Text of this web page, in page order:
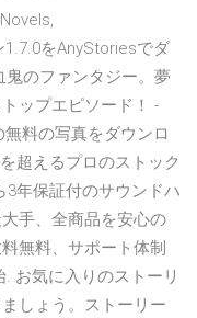
をAnyStoriesでダ
のファンタジー。夢
ップエピソード！ -
料の写真をダウンロ
超えるプロのストック
3年保証付のサウンドハ
手、全商品を安心の
無料、サポート体制
お気に入りのストーリ
しょう。ストーリー